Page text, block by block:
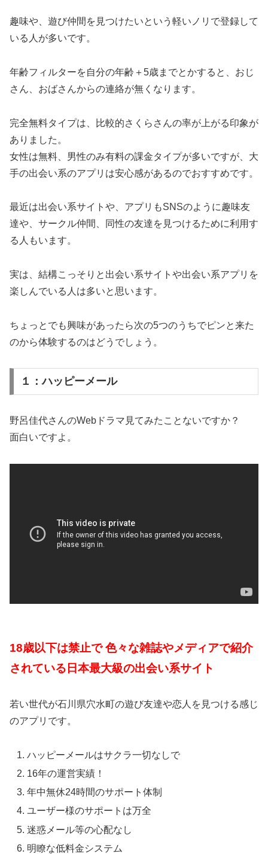
趣味や、遊び仲間を見つけたいという軽いノリで登録して
いる人が多いです。
年齢フィルターを自分の年齢＋5歳までとかすると、おじ
さん、おばさんからの連絡が無くなります。
完全無料タイプは、比較的さくらさんの率が上がる印象が
ありました。
女性は無料、男性のみ有料の課金タイプが多いですが、大
手の出会い系のアプリは安心感があるのでおすすめです。
最近は出会い系サイトや、アプリもSNSのように趣味友
達や、サークル仲間、同性の友達を見つけるために利用す
る人もいます。
実は、結構こっそりと出会い系サイトや出会い系アプリを
楽しんでいる人は多いと思います。
ちょっとでも興味があったら次の5つのうちでピンと来た
のから体験するのはどうでしょう。
１：ハッピーメール
野呂佳代さんのWebドラマ見てみたことないですか？
面白いですよ。
18歳以下は禁止で 色々な雑誌やメディアで紹介
されている日本最大級の出会い系サイト
若い世代が石川県穴水町の遊び友達や恋人を見つける感じ
のアプリです。
ハッピーメールはサクラ一切なしで
16年の運営実績！
年中無休24時間のサポート体制
ユーザー様のサポートは万全
迷惑メール等の心配なし
明瞭な低料金システム